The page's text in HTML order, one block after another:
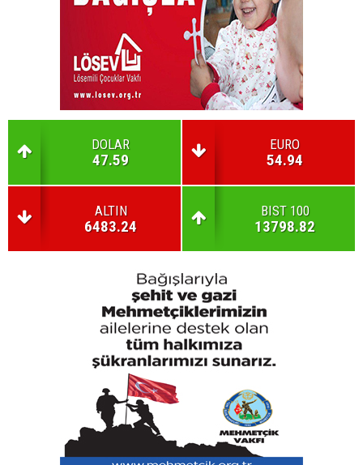
DOLAR
47.59
EURO
54.94
ALTIN
6483.24
BIST 100
13798.82